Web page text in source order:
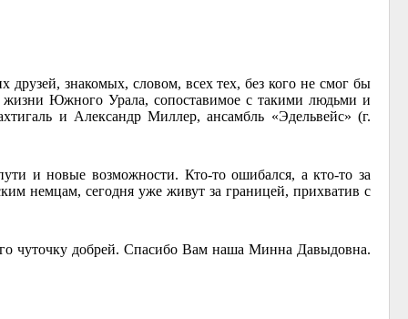
знакомых, словом, всех тех, без кого не смог бы
Южного Урала, сопоставимое с такими людьми и
и Александр Миллер, ансамбль «Эдельвейс» (г.
и новые возможности. Кто-то ошибался, а кто-то за
немцам, сегодня уже живут за границей, прихватив с
чуточку добрей. Спасибо Вам наша Минна Давыдовна.